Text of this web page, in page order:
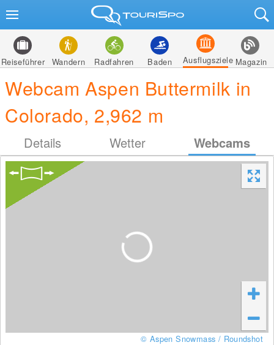
Reiseführer Wandern Radfahren Baden Ausflugsziele Magazin
Webcam Aspen Buttermilk in
Colorado, 2,962 m
Details Wetter Webcams
© Aspen Snowmass / Roundshot